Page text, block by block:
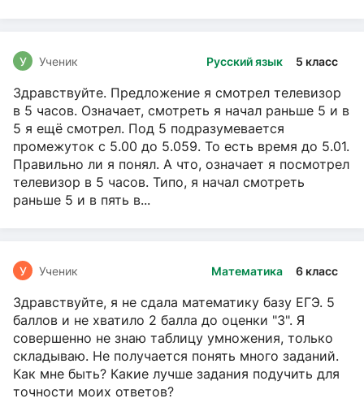
Русский язык 5 класс
У Ученик
Здравствуйте. Предложение я смотрел телевизор
в 5 часов. Означает, смотреть я начал раньше 5 и в
5 я ещё смотрел. Под 5 подразумевается
промежуток с 5.00 до 5.059. То есть время до 5.01.
Правильно ли я понял. А что, означает я посмотрел
телевизор в 5 часов. Типо, я начал смотреть
раньше 5 и в пять в...
Математика 6 класс
У Ученик
Здравствуйте, я не сдала математику базу ЕГЭ. 5
баллов и не хватило 2 балла до оценки "3". Я
совершенно не знаю таблицу умножения, только
складываю. Не получается понять много заданий.
Как мне быть? Какие лучше задания подучить для
точности моих ответов?